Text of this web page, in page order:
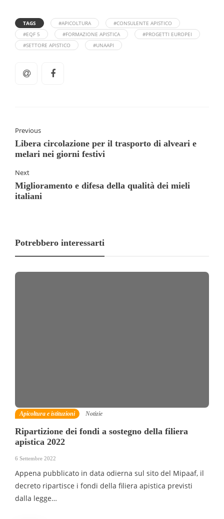
TAGS #APICOLTURA
#CONSULENTE APISTICO
#EQF 5
#FORMAZIONE APISTICA
#PROGETTI EUROPEI
#SETTORE APISTICO
#UNAAPI
Previous
Libera circolazione per il trasporto di alveari e
melari nei giorni festivi
Next
Miglioramento e difesa della qualità dei mieli
italiani
Potrebbero interessarti
Apicoltura e istituzioni Notizie
Ripartizione dei fondi a sostegno della filiera
apistica 2022
6 Settembre 2022
Appena pubblicato in data odierna sul sito del Mipaaf, il
decreto ripartisce i fondi della filiera apistica previsti
dalla legge…